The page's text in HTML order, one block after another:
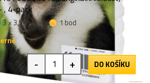
, 4-pack
3 × 3,5 +
1 bod
- + DO KOŠÍKU